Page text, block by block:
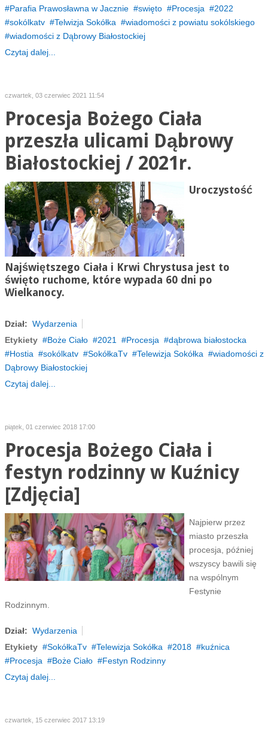
Parafia Prawosławna w Jacznie swięto Procesja
2022
sokólkatv
Telwizja Sokółka
wiadomości z powiatu sokólskiego
wiadomości z Dąbrowy Białostockiej
Czytaj dalej...
czwartek, 03 czerwiec 2021 11:54
Procesja Bożego Ciała
przeszła ulicami Dąbrowy
Białostockiej / 2021r.
Uroczystość
Najświętszego Ciała i Krwi Chrystusa jest to
święto ruchome, które wypada 60 dni po
Wielkanocy.
Dział: Wydarzenia
Etykiety
Boże Ciało 2021 Procesja
dąbrowa białostocka
Hostia
sokólkatv SokółkaTv Telewizja Sokółka
wiadomości z
Dąbrowy Białostockiej
Czytaj dalej...
piątek, 01 czerwiec 2018 17:00
Procesja Bożego Ciała i
festyn rodzinny w Kuźnicy
[Zdjęcia]
Najpierw przez
miasto przeszła
procesja, później
wszyscy bawili się
na wspólnym
Festynie
Rodzinnym.
Dział: Wydarzenia
Etykiety
SokółkaTv Telewizja Sokółka 2018
kuźnica
Procesja
Boże Ciało
Festyn Rodzinny
Czytaj dalej...
czwartek, 15 czerwiec 2017 13:19